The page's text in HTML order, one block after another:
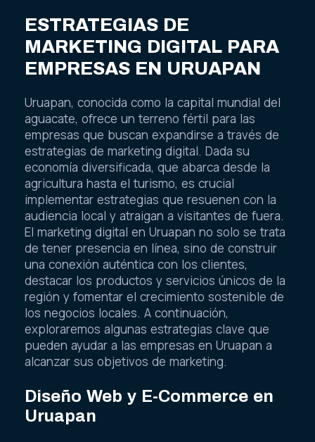
ESTRATEGIAS DE
MARKETING DIGITAL PARA
EMPRESAS EN URUAPAN
Uruapan, conocida como la capital mundial del
aguacate, ofrece un terreno fértil para las
empresas que buscan expandirse a través de
estrategias de marketing digital. Dada su
economía diversificada, que abarca desde la
agricultura hasta el turismo, es crucial
implementar estrategias que resuenen con la
audiencia local y atraigan a visitantes de fuera.
El marketing digital en Uruapan no solo se trata
de tener presencia en línea, sino de construir
una conexión auténtica con los clientes,
destacar los productos y servicios únicos de la
región y fomentar el crecimiento sostenible de
los negocios locales. A continuación,
exploraremos algunas estrategias clave que
pueden ayudar a las empresas en Uruapan a
alcanzar sus objetivos de marketing.
Diseño Web y E-Commerce en
Uruapan